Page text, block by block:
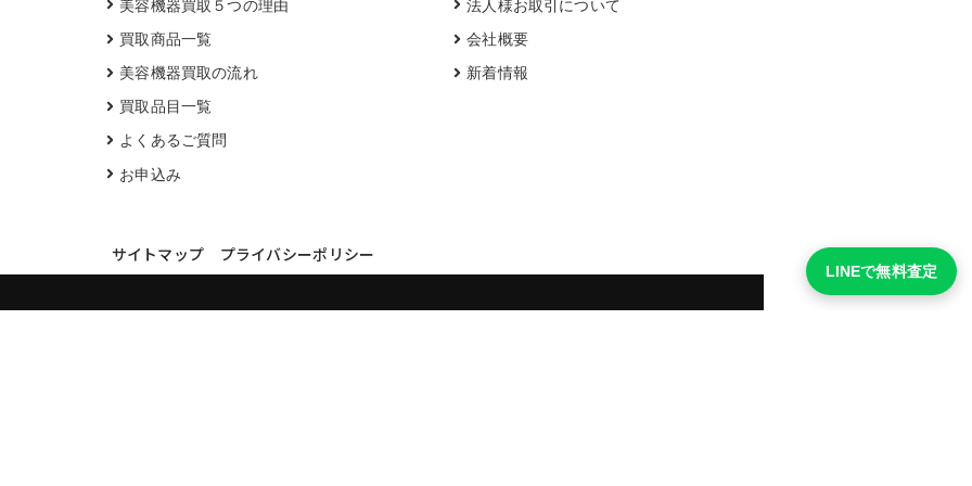
美容機器買取５つの理由
買取商品一覧
美容機器買取の流れ
買取品目一覧
よくあるご質問
お申込み
法人様お取引について
会社概要
新着情報
サイトマップ プライバシーポリシー
LINEで無料査定